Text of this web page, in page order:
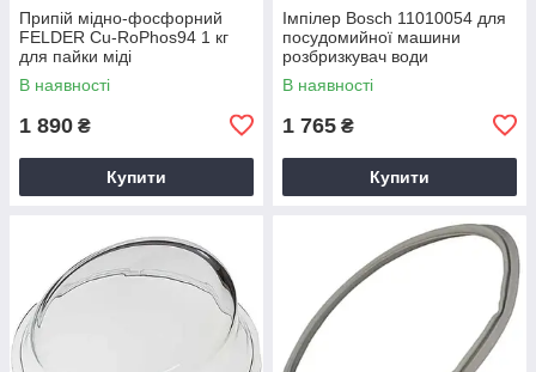
Припій мідно-фосфорний
FELDER Cu-RoPhos94 1 кг
для пайки міді
В наявності
1 890 ₴
Купити
Імпілер Bosch 11010054 для
посудомийної машини
розбризкувач води
В наявності
1 765 ₴
Купити